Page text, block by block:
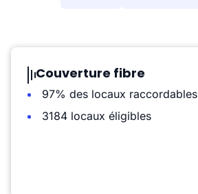
Couverture fibre
97% des locaux raccordables
3184 locaux éligibles